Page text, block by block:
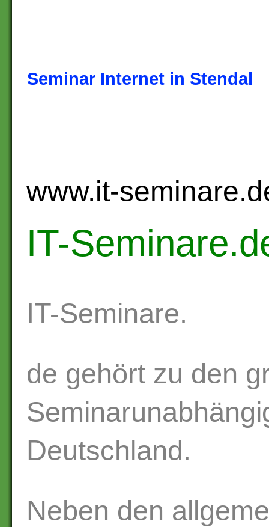
Seminar Internet in Stendal
www.it-
IT-
IT-Seminare.
de gehört zu den
Deutschland.
Neben den